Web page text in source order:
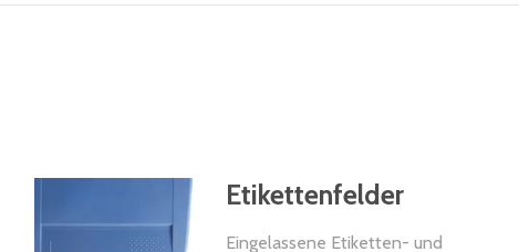
Etikettenfelder
Eingelassene Etiketten- und